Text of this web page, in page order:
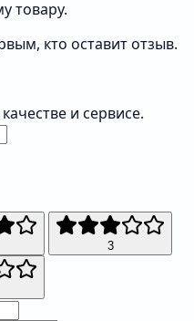
товару.
кто оставит отзыв.
и сервисе.
3